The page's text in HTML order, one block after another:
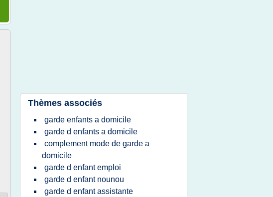
Thèmes associés
garde enfants a domicile
garde d enfants a domicile
complement mode de garde a
domicile
garde d enfant emploi
garde d enfant nounou
garde d enfant assistante